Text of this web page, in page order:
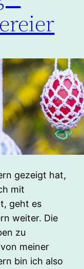
gezeigt hat,
mit
geht es
weiter. Die
zu
meiner
bin ich also